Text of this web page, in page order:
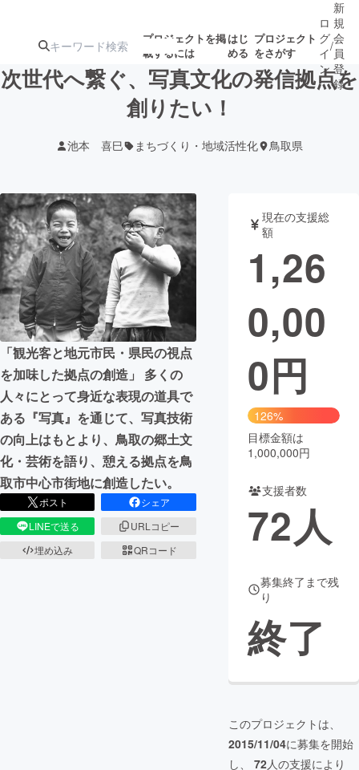
プロジェクトを掲
載するには
はじ
める
プロジェクト
をさがす
注目のリ
ターン
ジェクト
募集終了が近いプ
ロジェクト
されます
アート・写真 音楽
テクノロジー・ガジェット ゲーム・サ
映像・映画
ビジネス・起業
まちづくり・地域活性化
CAMPFIRE for Social Good
CAMPFIRE Creation
CAMPFIREふるさと納税machi-ya コミュニティ
ロ
グ
イ
ン
/
新
規
会
員
登
録
次世代へ繋ぐ、写真文化の発信拠点を
創りたい！
池本 喜巳 まちづくり・地域活性化 鳥取県
「観光客と地元市民・県民の視点
を加味した拠点の創造」 多くの
人々にとって身近な表現の道具で
ある『写真』を通じて、写真技術
の向上はもとより、鳥取の郷土文
化・芸術を語り、憩える拠点を鳥
取市中心市街地に創造したい。
ポスト
シェア
LINEで送る
URLコピー
埋め込み
QRコード
現在の支援総
額
1,26
0,00
0円
126%
目標金額は
1,000,000円
支援者数
72人
募集終了まで残
り
終了
このプロジェクトは、
2015/11/04に募集を開始
し、 72人の支援により